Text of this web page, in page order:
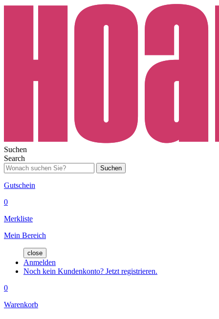
Suchen
Search
Suchen
Gutschein
0
Merkliste
Mein Bereich
close
Anmelden
Noch kein Kundenkonto? Jetzt registrieren.
0
Warenkorb